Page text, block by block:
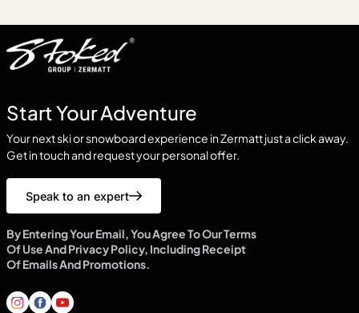
Start Your Adventure
Your next ski or snowboard experience in Zermatt just a click away.
Get in touch and request your personal offer.
Speak to an expert
By Entering Your Email, You Agree To Our Terms
Of Use And Privacy Policy, Including Receipt
Of Emails And Promotions.